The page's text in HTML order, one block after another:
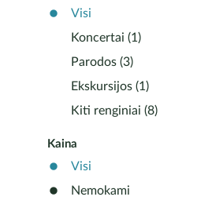
Visi
Koncertai (1)
Parodos (3)
Ekskursijos (1)
Kiti renginiai (8)
Kaina
Visi
Nemokami